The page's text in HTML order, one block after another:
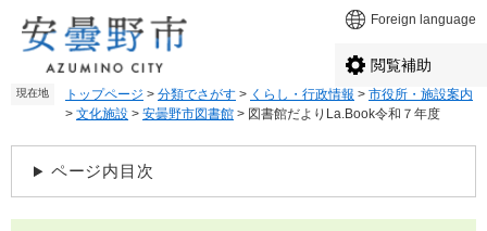
で
。
ば
て
本
Foreign language
閲覧補助
現在地 トップページ > 分類でさがす > くらし・行政情報 > 市役所・施設案内
> 文化施設 > 安曇野市図書館 > 図書館だよりLa.Book令和７年度
ページ内目次